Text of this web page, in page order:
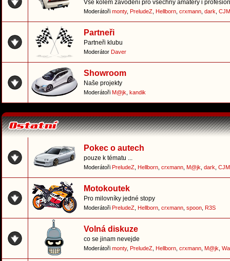
Vše kolem závodění pro všechny amatéry i
Moderátoři monty, PreludeZ Hellborn crxmann dark
Partneři
Partneři klubu
Moderátor Daver
Showroom
Naše projekty
Moderátoři M@jk kandik
Pokec o autech
pouze k tématu ...
Moderátoři PreludeZ Hellborn crxmann M@jk dark
Motokoutek
Pro milovníky jedné stopy
Moderátoři PreludeZ Hellborn crxmann spoon R3S
Volná diskuze
co se jinam nevejde
Moderátoři monty, PreludeZ Hellborn crxmann M@jk